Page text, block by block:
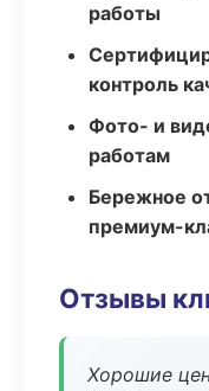
работы
контроль
Фото- и
работам
Бережное
премиум-
Отзывы
Хорошие